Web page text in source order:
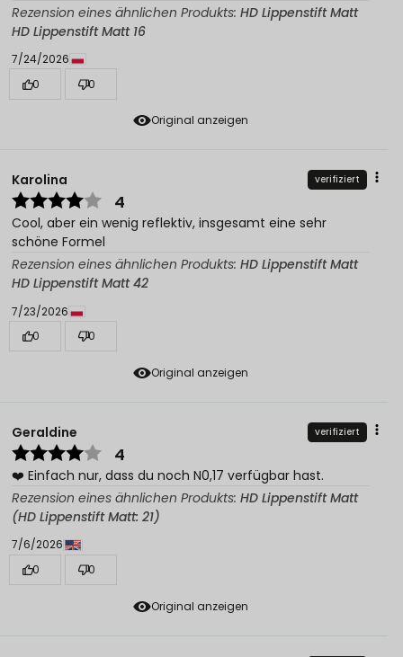
Original anzeigen
Rezension eines ähnlichen Produkts: HD Lippenstift Matt
HD Lippenstift Matt 16
7/24/2026
0
0
Original anzeigen
Karolina verifiziert
4
Cool, aber ein wenig reflektiv, insgesamt eine sehr
schöne Formel
Rezension eines ähnlichen Produkts: HD Lippenstift Matt
HD Lippenstift Matt 42
7/23/2026
0
0
Original anzeigen
Geraldine verifiziert
4
❤️ Einfach nur, dass du noch N0,17 verfügbar hast.
Rezension eines ähnlichen Produkts: HD Lippenstift Matt
(HD Lippenstift Matt: 21)
7/6/2026
0
0